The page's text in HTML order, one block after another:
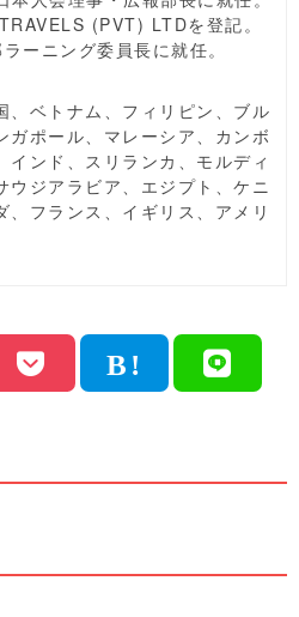
(PVT) LTDを登記。
ーニング委員長に就任。
、ベトナム、フィリピン、ブル
ガポール、マレーシア、カンボ
インド、スリランカ、モルディ
ウジアラビア、エジプト、ケニ
、フランス、イギリス、アメリ